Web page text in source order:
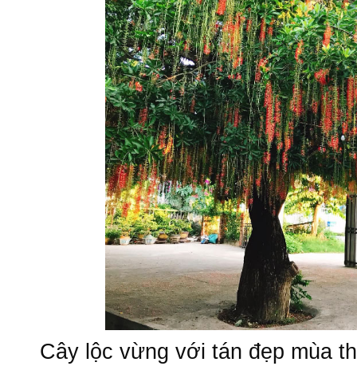
Cây lộc vừng với tán đẹp mùa